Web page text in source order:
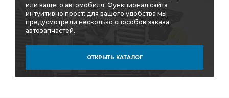
или вашего автомобиля. Функционал сайта
интуитивно прост: для вашего удобства мы
предусмотрели несколько способов заказа
автозапчастей.
ОТКРЫТЬ КАТАЛОГ